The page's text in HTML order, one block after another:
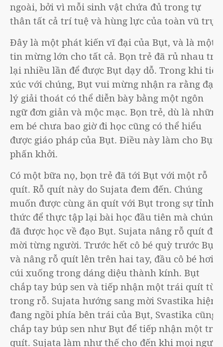
ngoài, bởi vì mỗi sinh vật chứa đủ trong tự
thân tất cả trí tuệ và hùng lực của toàn vũ trụ.
Đây là một phát kiến vĩ đại của Bụt, và là một
tin mừng lớn cho tất cả. Bọn trẻ đã rủ nhau trở
lại nhiều lần để được Bụt dạy dỗ. Trong khi tiếp
xúc với chúng, Bụt vui mừng nhận ra rằng đạo
lý giải thoát có thể diễn bày bằng một ngôn
ngữ đơn giản và mộc mạc. Bọn trẻ, dù là những
em bé chưa bao giờ đi học cũng có thể hiểu
được giáo pháp của Bụt. Điều này làm cho Bụt
phấn khởi.
Có một bữa nọ, bọn trẻ đã tới Bụt với một rỗ
quít. Rỗ quít này do Sujata đem đến. Chúng
muốn được cùng ăn quít với Bụt trong sự tỉnh
thức để thực tập lại bài học đầu tiên mà chúng
đã được học về đạo Bụt. Sujata nâng rỗ quít đi
mời từng người. Trước hết cô bé quỳ trước Bụt
và nâng rỗ quít lên trên hai tay, đầu cô bé hơi
cúi xuống trong dáng diệu thành kính. Bụt
chắp tay búp sen và tiếp nhận một trái quít từ
trong rỗ. Sujata hướng sang mời Svastika hiện
đang ngồi phía bên trái của Bụt, Svastika cũng
chắp tay búp sen như Bụt để tiếp nhận một trái
quít. Sujata làm như thế cho đến khi mọi người